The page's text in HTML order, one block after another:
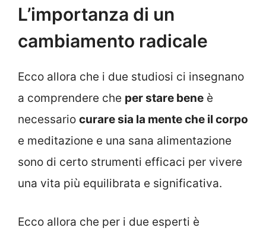
L’importanza di un
cambiamento radicale
Ecco allora che i due studiosi ci insegnano
a comprendere che per stare bene è
necessario curare sia la mente che il corpo
e meditazione e una sana alimentazione
sono di certo strumenti efficaci per vivere
una vita più equilibrata e significativa.
Ecco allora che per i due esperti è